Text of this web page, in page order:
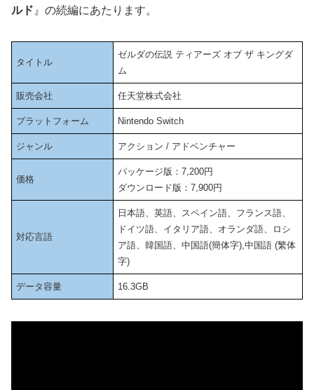
ルド 』の続編にあたります。
タイトル
ゼルダの伝説 ティアーズ オブ ザ キングダ
ム
販売会社 任天堂株式会社
プラットフォーム Nintendo Switch
ジャンル アクション / アドベンチャー
価格
パッケージ版：7,200円
ダウンロード版：7,900円
対応言語
日本語、英語、スペイン語、フランス語、
ドイツ語、イタリア語、オランダ語、ロシ
ア語、韓国語、中国語(簡体字),中国語 (繁体
字)
データ容量 16.3GB